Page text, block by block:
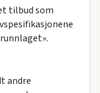
tilbud som
andre